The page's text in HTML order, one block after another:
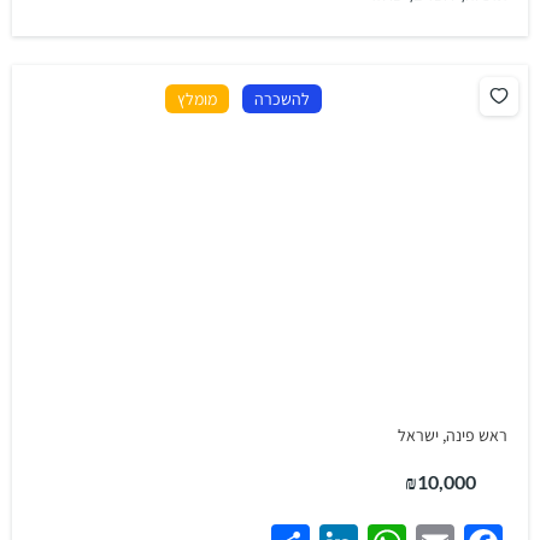
להשכרה מומלץ
ראש פינה, ישראל
₪10,000